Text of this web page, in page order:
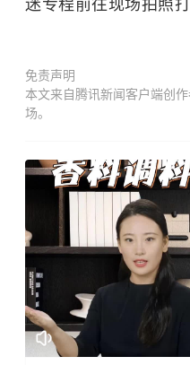
迷专程前往现场拍照打
免责声明
本文来自腾讯新闻客户端创
场。